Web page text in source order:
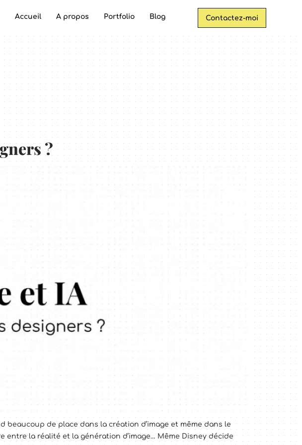
Accueil A propos Portfolio Blog Contactez-moi
?
beaucoup de place dans la création d’image et même dans le
entre la réalité et la génération d’image… Même Disney décide